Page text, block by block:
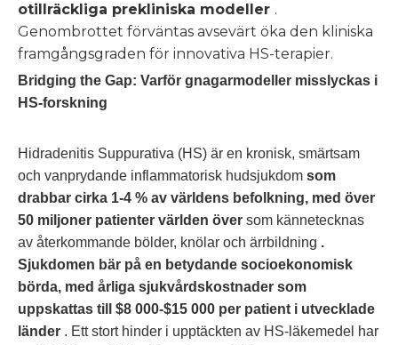
otillräckliga prekliniska modeller .
Genombrottet förväntas avsevärt öka den kliniska
framgångsgraden för innovativa HS-terapier.
Bridging the Gap: Varför gnagarmodeller misslyckas i
HS-forskning
Hidradenitis Suppurativa (HS) är en kronisk, smärtsam
och vanprydande inflammatorisk hudsjukdom som
drabbar cirka 1-4 % av världens befolkning, med över
50 miljoner patienter världen över som kännetecknas
av återkommande bölder, knölar och ärrbildning .
Sjukdomen bär på en betydande socioekonomisk
börda, med årliga sjukvårdskostnader som
uppskattas till $8 000-$15 000 per patient i utvecklade
länder . Ett stort hinder i upptäckten av HS-läkemedel har